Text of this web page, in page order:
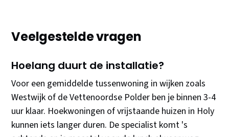
Veelgestelde vragen
Hoelang duurt de installatie?
Voor een gemiddelde tussenwoning in wijken zoals
Westwijk of de Vettenoordse Polder ben je binnen 3-4
uur klaar. Hoekwoningen of vrijstaande huizen in Holy
kunnen iets langer duren. De specialist komt 's